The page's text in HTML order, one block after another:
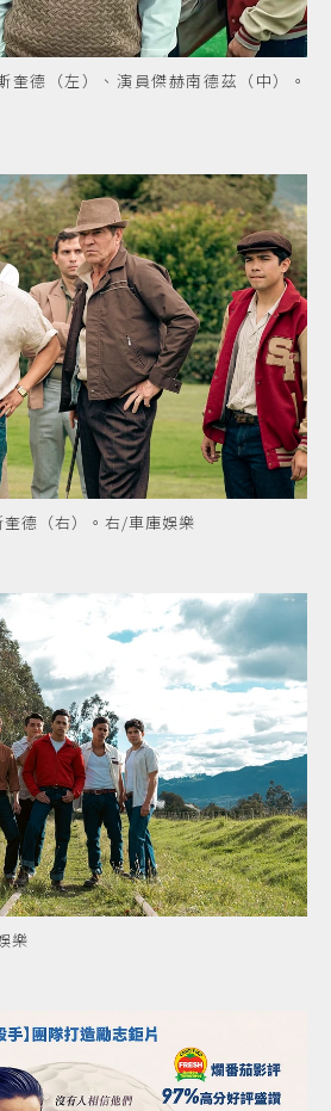
奎德（左）、演員傑赫南德茲（中）。
奎德（右）。右/車庫娛樂
樂